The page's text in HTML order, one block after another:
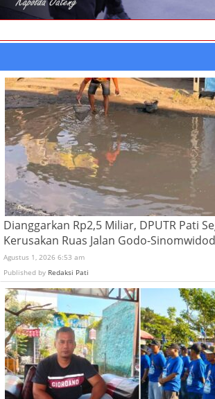
Dianggarkan Rp2,5 Miliar, DPUTR Pati
Kerusakan Ruas Jalan Godo-
Agustus 1, 2026 6:53 am
Published by Redaksi Pati